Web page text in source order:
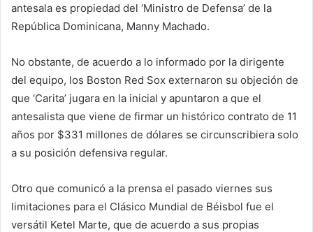
antesala es propiedad del ‘Ministro de Defensa’ de la
República Dominicana, Manny Machado.
No obstante, de acuerdo a lo informado por la dirigente
del equipo, los Boston Red Sox externaron su objeción de
que ‘Carita’ jugara en la inicial y apuntaron a que el
antesalista que viene de firmar un histórico contrato de 11
años por $331 millones de dólares se circunscribiera solo
a su posición defensiva regular.
Otro que comunicó a la prensa el pasado viernes sus
limitaciones para el Clásico Mundial de Béisbol fue el
versátil Ketel Marte, que de acuerdo a sus propias